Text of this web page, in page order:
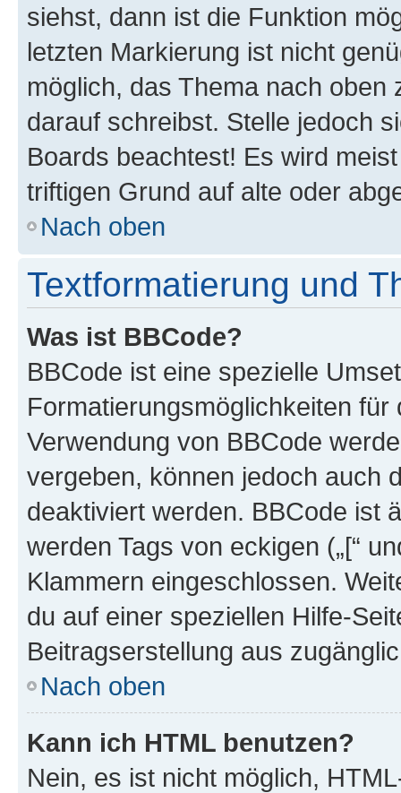
siehst, dann ist die Funktion
letzten Markierung ist nicht
möglich, das Thema nach oben
darauf schreibst. Stelle jedoch
Boards beachtest! Es wird
triftigen Grund auf alte oder
Nach oben
Textformatierung und
Was ist BBCode?
BBCode ist eine spezielle
Formatierungsmöglichkeiten
Verwendung von BBCode
vergeben, können jedoch auch
deaktiviert werden. BBCode ist
werden Tags von eckigen („[“
Klammern eingeschlossen.
du auf einer speziellen Hilfe-
Beitragserstellung aus
Nach oben
Kann ich HTML benutzen?
Nein, es ist nicht möglich,